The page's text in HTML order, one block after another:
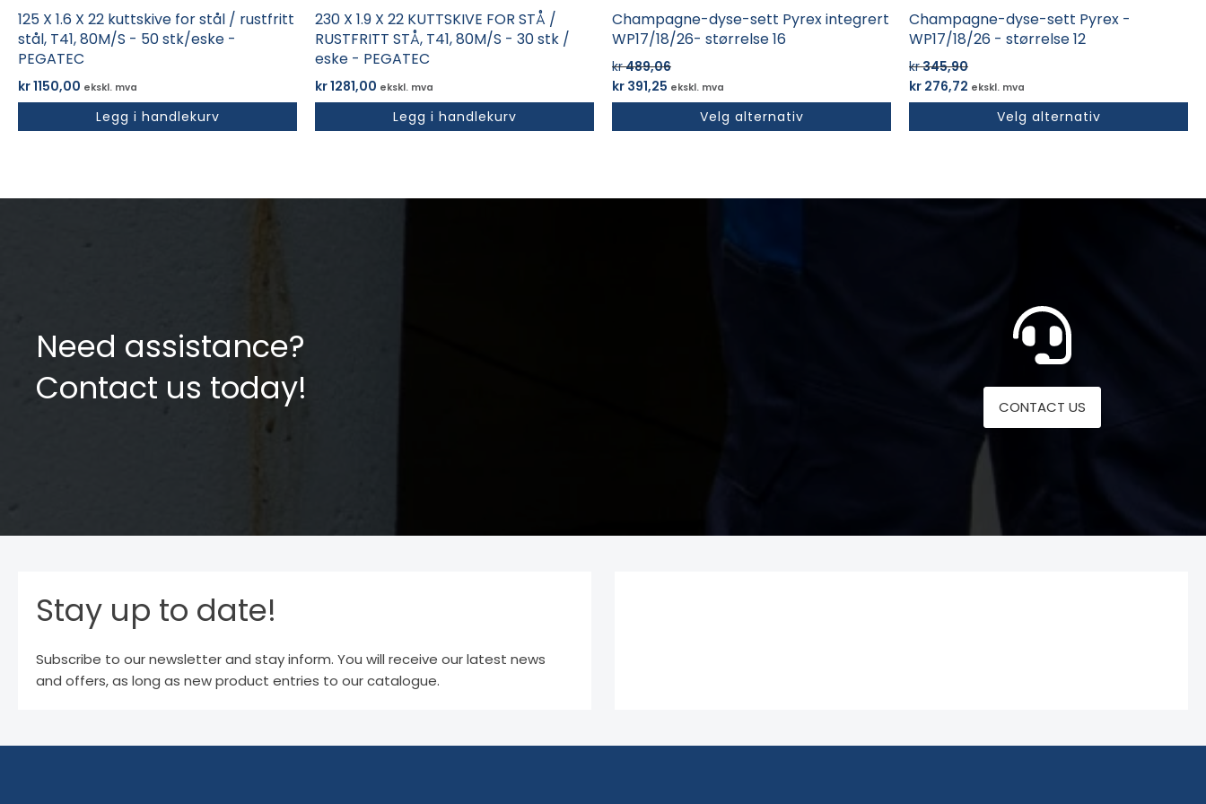
125 X 1.6 X 22 kuttskive for stål / rustfritt
stål, T41, 80M/S - 50 stk/eske -
PEGATEC
kr1150,00 ekskl. mva
Legg i handlekurv
230 X 1.9 X 22 KUTTSKIVE FOR STÅ /
RUSTFRITT STÅ, T41, 80M/S - 30 stk /
eske - PEGATEC
kr1281,00 ekskl. mva
Legg i handlekurv
Champagne-dyse-sett Pyrex integrert
WP17/18/26- størrelse 16
kr489,06
Opprinnelig
pris
kr 391,25 Nåværende
pris
ekskl. mva
Velg alternativ
Champagne-dyse-sett Pyrex -
WP17/18/26 - størrelse 12
kr345,90
Opprinnelig
pris
kr 276,72 Nåværende
pris
ekskl. mva
Velg alternativ
Need assistance?
Contact us today!
CONTACT US
Stay up to date!
Subscribe to our newsletter and stay inform. You will receive our latest news
and offers, as long as new product entries to our catalogue.